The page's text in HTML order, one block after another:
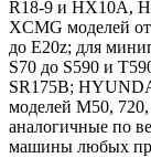
R18-9 и HX10A,
XCMG моделей
до E20z; для
S70 до S590 и
SR175B;
моделей M50,
аналогичные по
машины любых